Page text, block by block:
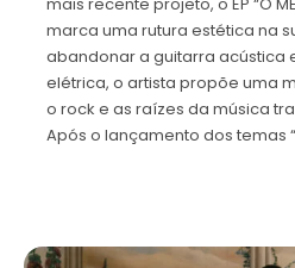
marca uma rutura estética na
abandonar a guitarra acústica
elétrica, o artista propõe uma
o rock e as raízes da música
Após o lançamento dos temas